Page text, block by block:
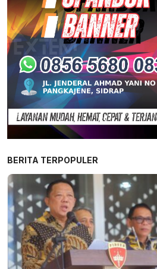
BERITA TERPOPULER